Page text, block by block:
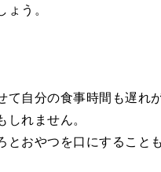
う。
自分の食事時間も遅れが
れません。
おやつを口にすること